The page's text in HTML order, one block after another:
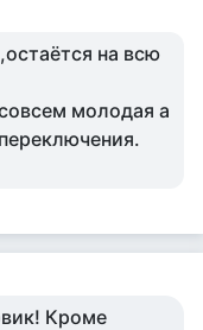
на всю
молодая а
Кроме